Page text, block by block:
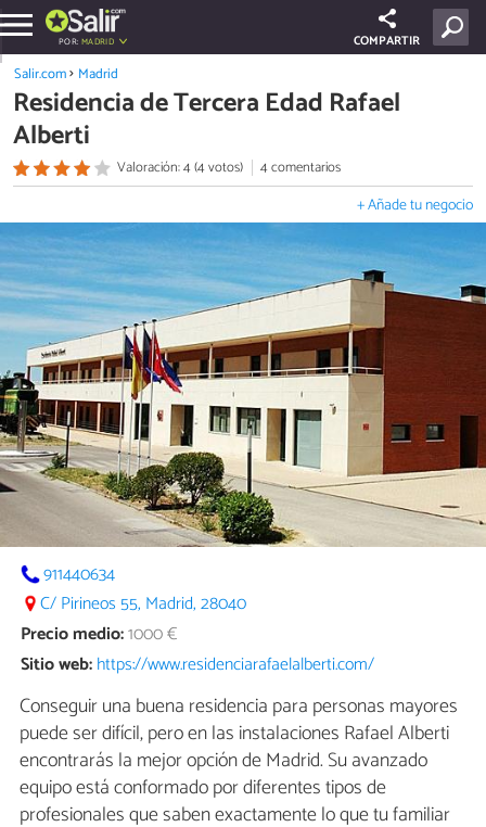
POR: MADRID COMPARTIR
Salir.com Madrid
Residencia de Tercera Edad Rafael
Alberti
Valoración: 4 (4 votos) 4 comentarios
+ Añade tu negocio
911440634
C/ Pirineos 55, Madrid, 28040
Precio medio:1000 €
Sitio web:https://www.residenciarafaelalberti.com/
Conseguir una buena residencia para personas mayores
puede ser difícil, pero en las instalaciones Rafael Alberti
encontrarás la mejor opción de Madrid. Su avanzado
equipo está conformado por diferentes tipos de
profesionales que saben exactamente lo que tu familiar